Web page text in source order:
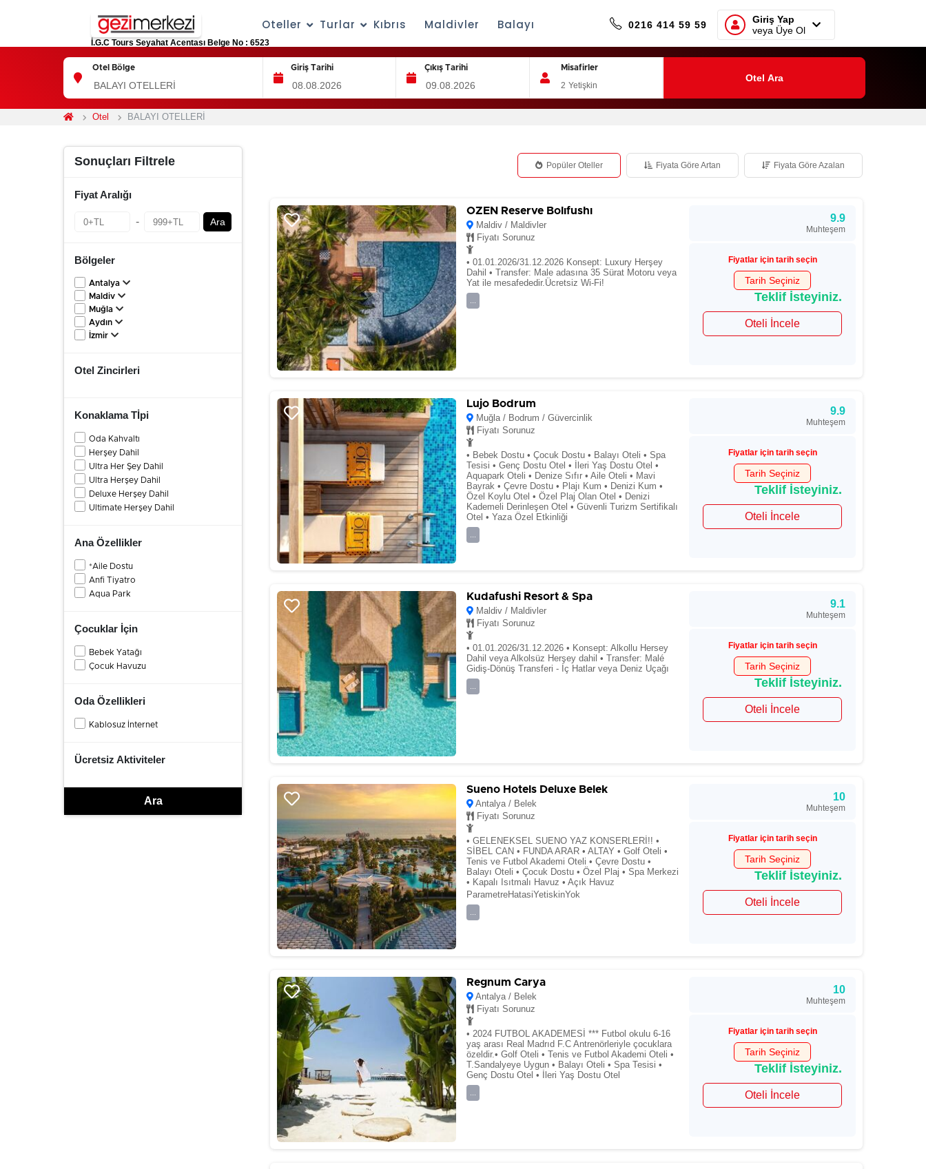
İ.G.C Tours Seyahat Acentası Belge No : 6523
0216 414 59 59
Giriş Yap
veya Üye Ol
Oteller Turlar Kıbrıs Maldivler Balayı
Otel Bölge Giriş Tarihi Çıkış Tarihi Misafirler
2 Yetişkin
Otel Ara
Otel BALAYI OTELLERİ
Sonuçları Filtrele
Fiyat Aralığı
- Ara
Bölgeler
Antalya
Maldiv
Muğla
Aydın
İzmir
Otel Zincirleri
Konaklama Tİpi
Oda Kahvaltı
Herşey Dahil
Ultra Her Şey Dahil
Ultra Herşey Dahil
Deluxe Herşey Dahil
Ultimate Herşey Dahil
Ana Özellikler
*Aile Dostu
Anfi Tiyatro
Aqua Park
Çocuklar İçin
Bebek Yatağı
Çocuk Havuzu
Oda Özellikleri
Kablosuz İnternet
Ücretsiz Aktiviteler
Ara
Popüler Oteller Fiyata Göre Artan Fiyata Göre Azalan
OZEN Reserve Bolıfushı
Maldiv / Maldivler
Fiyatı Sorunuz
• 01.01.2026/31.12.2026 Konsept: Luxury Herşey
Dahil • Transfer: Male adasına 35 Sürat Motoru veya
Yat ile mesafededir.Ücretsiz Wi-Fi!
9.9
Muhteşem
Fiyatlar için tarih seçin
Tarih Seçiniz
Teklif İsteyiniz.
Oteli İncele
Lujo Bodrum
Muğla / Bodrum / Güvercinlik
Fiyatı Sorunuz
• Bebek Dostu • Çocuk Dostu • Balayı Oteli • Spa
Tesisi • Genç Dostu Otel • İleri Yaş Dostu Otel •
Aquapark Oteli • Denize Sıfır • Aile Oteli • Mavi
Bayrak • Çevre Dostu • Plajı Kum • Denizi Kum •
Özel Koylu Otel • Özel Plaj Olan Otel • Denizi
Kademeli Derinleşen Otel • Güvenli Turizm Sertifikalı
Otel • Yaza Özel Etkinliği
9.9
Muhteşem
Fiyatlar için tarih seçin
Tarih Seçiniz
Teklif İsteyiniz.
Oteli İncele
Kudafushi Resort & Spa
Maldiv / Maldivler
Fiyatı Sorunuz
• 01.01.2026/31.12.2026 • Konsept: Alkollu Hersey
Dahil veya Alkolsüz Herşey dahil • Transfer: Malé
Gidiş-Dönüş Transferi - İç Hatlar veya Deniz Uçağı
9.1
Muhteşem
Fiyatlar için tarih seçin
Tarih Seçiniz
Teklif İsteyiniz.
Oteli İncele
Sueno Hotels Deluxe Belek
Antalya / Belek
Fiyatı Sorunuz
• GELENEKSEL SUENO YAZ KONSERLERİ!! •
SİBEL CAN • FUNDA ARAR • ALTAY • Golf Oteli •
Tenis ve Futbol Akademi Oteli • Çevre Dostu •
Balayı Oteli • Çocuk Dostu • Özel Plaj • Spa Merkezi
• Kapalı Isıtmalı Havuz • Açık Havuz
ParametreHatasiYetiskinYok
10
Muhteşem
Fiyatlar için tarih seçin
Tarih Seçiniz
Teklif İsteyiniz.
Oteli İncele
Regnum Carya
Antalya / Belek
Fiyatı Sorunuz
• 2024 FUTBOL AKADEMESİ *** Futbol okulu 6-16
yaş arası Real Madrıd F.C Antrenörleriyle çocuklara
özeldir.• Golf Oteli • Tenis ve Futbol Akademi Oteli •
T.Sandalyeye Uygun • Balayı Oteli • Spa Tesisi •
Genç Dostu Otel • İleri Yaş Dostu Otel
10
Muhteşem
Fiyatlar için tarih seçin
Tarih Seçiniz
Teklif İsteyiniz.
Oteli İncele